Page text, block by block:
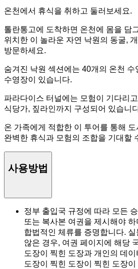
온천에서 휴식을 취하고 둘러보세요.
톨란통고에 도착하면 온천에 몸을 담
위치한 이 놀라운 자연 낙원의 동굴,
방문하세요.
숨겨진 낙원 섹션에는 40개의 온천
수영장이 있습니다.
파라다이스 터널에는 모험이 기다리
식당가, 짚라인까지 구성되어 있습니
온 가족에게 적합한 이 투어를 통해
완벽한 휴식과 모험의 조합을 기대할
사용방법
정부 출입국 규정에 따라 모든
또는 복사본 여권을 제시해야
합법적인 체류를 증명합니다. 실
않은 경우, 여권 페이지에 해당
도장이 찍힌 도장과 개인의 데
도장이 찍힌 도장이 찍힌 도장